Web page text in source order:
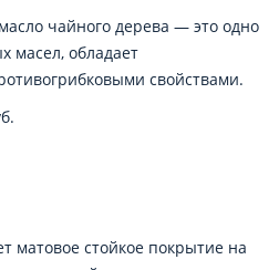
чайного дерева — это одно
масел, обладает
свойствами.
матовое стойкое покрытие на